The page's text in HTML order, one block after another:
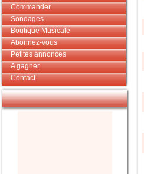
Commander
Sondages
Boutique Musicale
Abonnez-vous
Petites annonces
A gagner
Contact